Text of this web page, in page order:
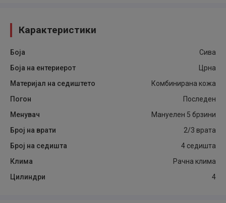
Карактеристики
Боја
Сива
Боја на ентериерот
Црна
Материјал на седиштето
Комбинирана кожа
Погон
Последен
Менувач
Мануелен 5 брзини
Број на врати
2/3 врата
Број на седишта
4 седишта
Клима
Рачна клима
Цилиндри
4